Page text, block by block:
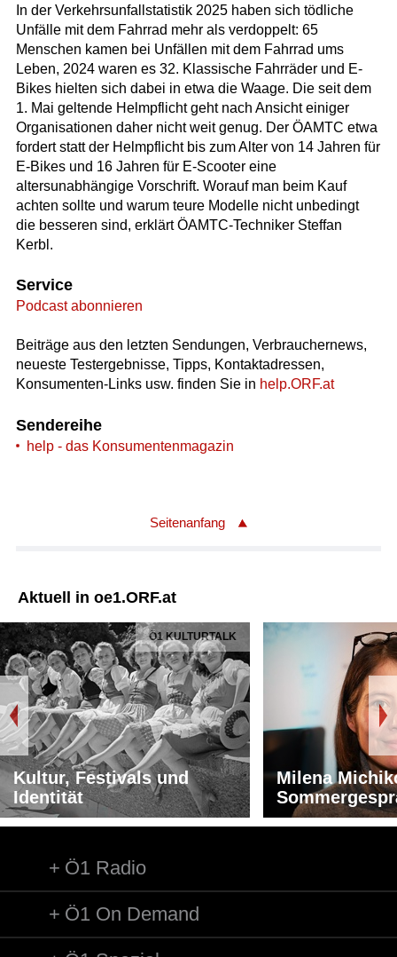
In der Verkehrsunfallstatistik 2025 haben sich tödliche
Unfälle mit dem Fahrrad mehr als verdoppelt: 65
Menschen kamen bei Unfällen mit dem Fahrrad ums
Leben, 2024 waren es 32. Klassische Fahrräder und E-
Bikes hielten sich dabei in etwa die Waage. Die seit dem
1. Mai geltende Helmpflicht geht nach Ansicht einiger
Organisationen daher nicht weit genug. Der ÖAMTC etwa
fordert statt der Helmpflicht bis zum Alter von 14 Jahren für
E-Bikes und 16 Jahren für E-Scooter eine
altersunabhängige Vorschrift. Worauf man beim Kauf
achten sollte und warum teure Modelle nicht unbedingt
die besseren sind, erklärt ÖAMTC-Techniker Steffan
Kerbl.
Service
Podcast abonnieren
Beiträge aus den letzten Sendungen, Verbrauchernews,
neueste Testergebnisse, Tipps, Kontaktadressen,
Konsumenten-Links usw. finden Sie in help.ORF.at
Sendereihe
help - das Konsumentenmagazin
Seitenanfang
Aktuell in oe1.ORF.at
Ö1 KULTURTALK
Kultur, Festivals und
Identität
Milena
Ö1 Radio
Ö1 On Demand